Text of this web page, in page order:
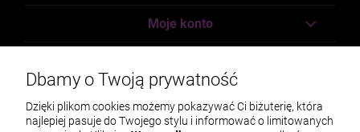
Moje konto
Dbamy o Twoją prywatność
Dzięki plikom cookies możemy pokazywać Ci biżuterię, która
najlepiej pasuje do Twojego stylu i informować o limitowanych